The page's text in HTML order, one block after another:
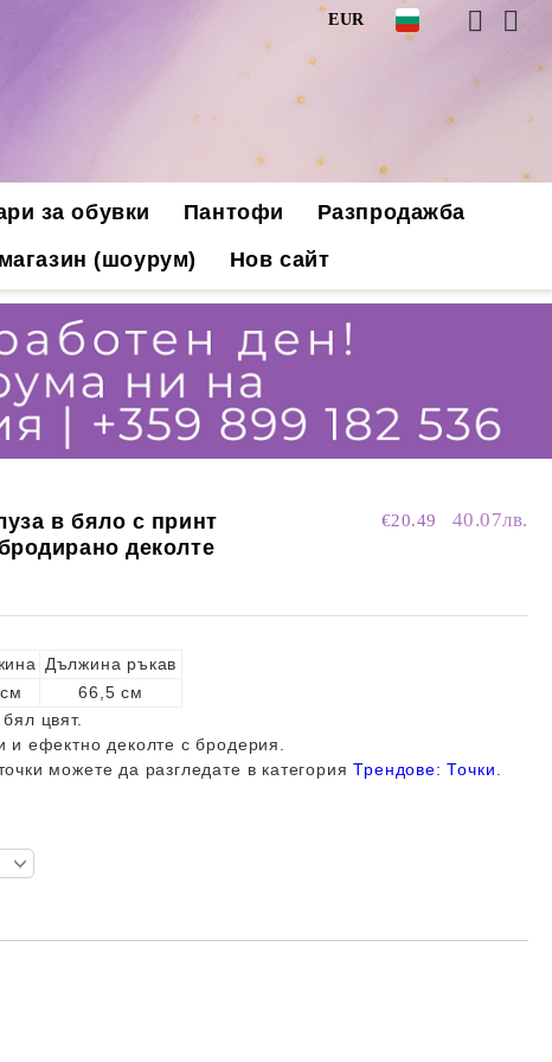
EUR
за обувки Пантофи
Разпродажба
(шоурум) Нов сайт
в бяло с принт
деколте
€20.49 40.07лв.
Дължина ръкав
66,5 см
цвят.
и ефектно деколте с бродерия.
можете да разгледате в категорияТрендове: Точки